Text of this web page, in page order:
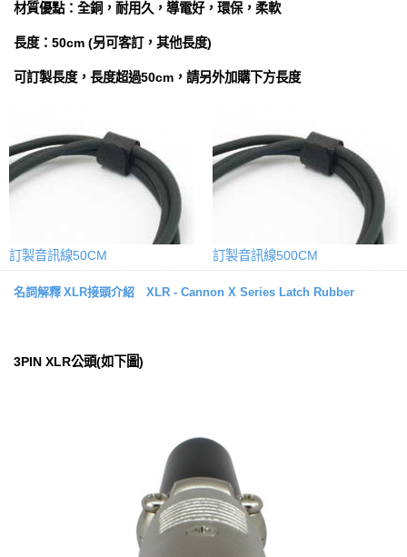
材質優點：全銅，耐用久，導電好，環保，柔軟
長度：50cm (另可客訂，其他長度)
可訂製長度，長度超過50cm，請另外加購下方長度
訂製音訊線50CM 訂製音訊線500CM
名詞解釋 XLR接頭介紹 XLR - Cannon X Series Latch Rubber
3PIN XLR公頭(如下圖)